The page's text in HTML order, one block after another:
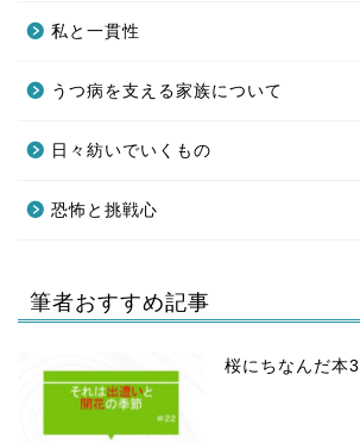
私と一貫性
うつ病を支える家族について
日々紡いでいくもの
恐怖と挑戦心
筆者おすすめ記事
桜にちなんだ本